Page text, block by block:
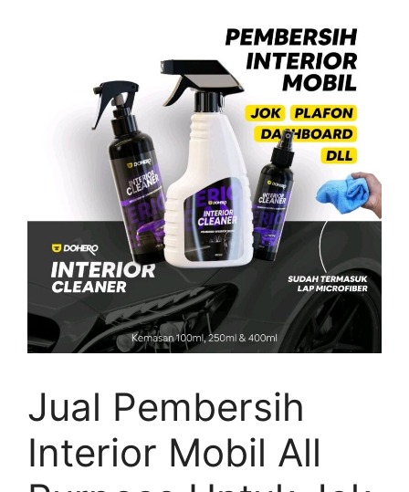
Jual Pembersih
Interior Mobil All